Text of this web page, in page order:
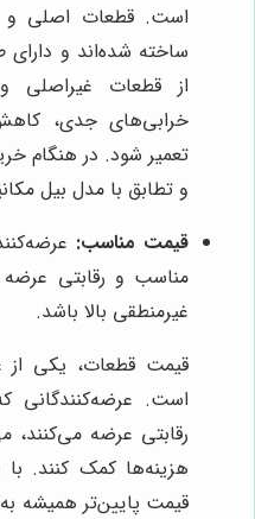
است. قطعات اصلی و
ساخته شده‌اند و
از قطعات غیراصلی
خرابی‌های جدی،
تعمیر شود. در هنگام
و تطابق با مدل بیل
قیمت مناسب:
مناسب و رقابتی
غیرمنطقی بالا باشد.
قیمت قطعات، یکی از
است. عرضه‌کنندگانی
رقابتی عرضه می‌کنند،
هزینه‌ها کمک کنند.
قیمت پایین‌تر همیشه